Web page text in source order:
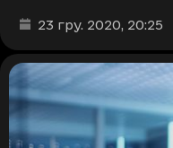
Дата та час публікації
23 гру. 2020, 20:25